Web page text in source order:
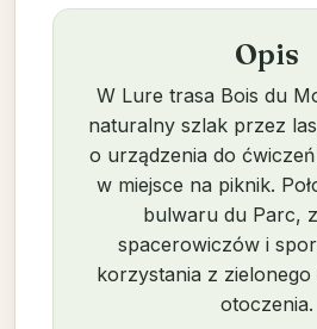
Opis
W Lure trasa Bois du
naturalny szlak przez
o urządzenia do
w miejsce na piknik.
bulwaru du Parc,
spacerowiczów i
korzystania z
otoczenia.